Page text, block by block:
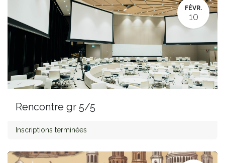
FÉVR.
10
Rencontre gr 5/5
Inscriptions terminées